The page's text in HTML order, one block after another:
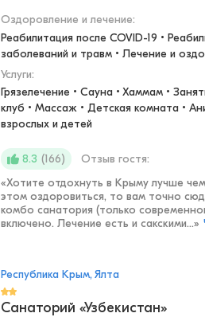
Оздоровление и лечение:
Реабилитация после COVID-19 •
заболеваний и травм • Лечение и
Услуги:
Грязелечение • Сауна • Хаммам •
клуб • Массаж • Детская комната •
взрослых и детей
8.3 (166)
Отзыв гостя:
«Хотите отдохнуть в Крыму лучше
этом оздоровиться, то вам точно
комбо санатория (только
включено. Лечение есть и сакскими...»
Республика Крым, Ялта
Санаторий «Узбекистан»